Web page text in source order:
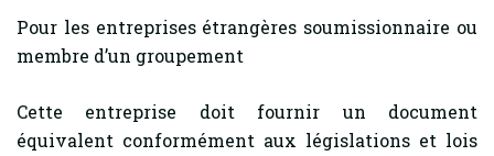
Pour les entreprises étrangères soumissionnaire ou
membre d’un groupement
Cette entreprise doit fournir un document
équivalent conformément aux législations et lois